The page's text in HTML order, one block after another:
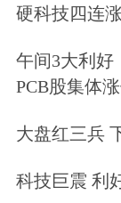
产生破坏
球原油运
油生产销
油运合规
硬科技四连
午间3大利好
PCB股集体
大盘红三兵
科技巨震 利